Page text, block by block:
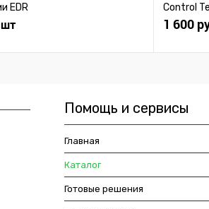
EDR
Control
1 600
Помощь и сервисы
Главная
Каталог
Готовые решения